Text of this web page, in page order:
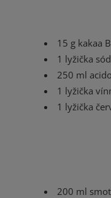
15 g kakaa
1 lyžička
250 ml
1 lyžička
1 lyžička
200 ml